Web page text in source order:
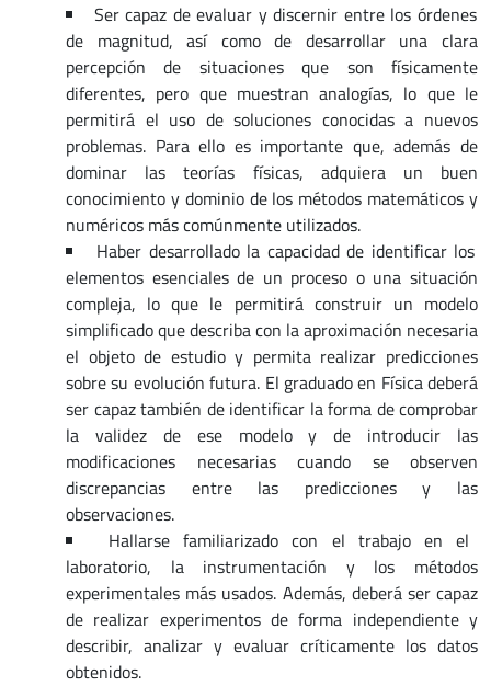
Ser capaz de evaluar y discernir entre los órdenes
de magnitud, así como de desarrollar una clara
percepción de situaciones que son físicamente
diferentes, pero que muestran analogías, lo que le
permitirá el uso de soluciones conocidas a nuevos
problemas. Para ello es importante que, además de
dominar las teorías físicas, adquiera un buen
conocimiento y dominio de los métodos matemáticos y
numéricos más comúnmente utilizados.
Haber desarrollado la capacidad de identificar los
elementos esenciales de un proceso o una situación
compleja, lo que le permitirá construir un modelo
simplificado que describa con la aproximación necesaria
el objeto de estudio y permita realizar predicciones
sobre su evolución futura. El graduado en Física deberá
ser capaz también de identificar la forma de comprobar
la validez de ese modelo y de introducir las
modificaciones necesarias cuando se observen
discrepancias entre las predicciones y las
observaciones.
Hallarse familiarizado con el trabajo en el
laboratorio, la instrumentación y los métodos
experimentales más usados. Además, deberá ser capaz
de realizar experimentos de forma independiente y
describir, analizar y evaluar críticamente los datos
obtenidos.